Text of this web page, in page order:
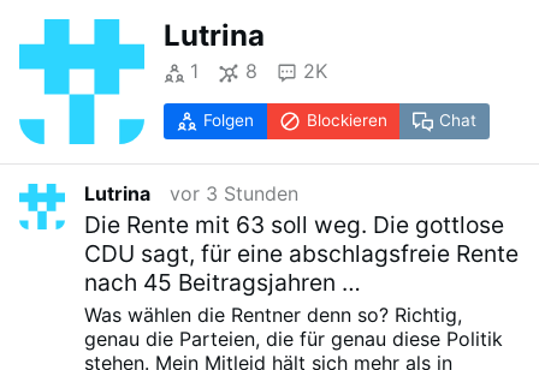
Lutrina
1 8 2K
Folgen Blockieren Chat
Lutrina vor 3 Stunden
Die Rente mit 63 soll weg. Die gottlose
CDU sagt, für eine abschlagsfreie Rente
nach 45 Beitragsjahren …
Was wählen die Rentner denn so? Richtig,
genau die Parteien, die für genau diese Politik
stehen. Mein Mitleid hält sich mehr als in